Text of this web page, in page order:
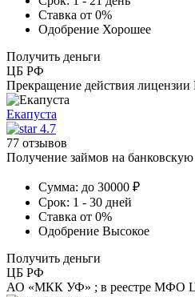
Ставка от 0%
Одобрение Хорошее
Получить деньги
ЦБ РФ
Прекращение действия
Екапуста
4.7
77 отзывов
Получение займов на банковскую
Сумма: до 30000 ₽
Срок: 1 - 30 дней
Ставка от 0%
Одобрение Высокое
Получить деньги
ЦБ РФ
АО «МКК УФ» ; в реестре МФО